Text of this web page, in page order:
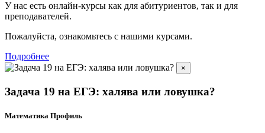
У нас есть онлайн-курсы как для абитуриентов, так и для
преподавателей.
Пожалуйста, ознакомьтесь с нашими курсами.
Подробнее
×
Задача 19 на ЕГЭ: халява или ловушка?
Математика Профиль